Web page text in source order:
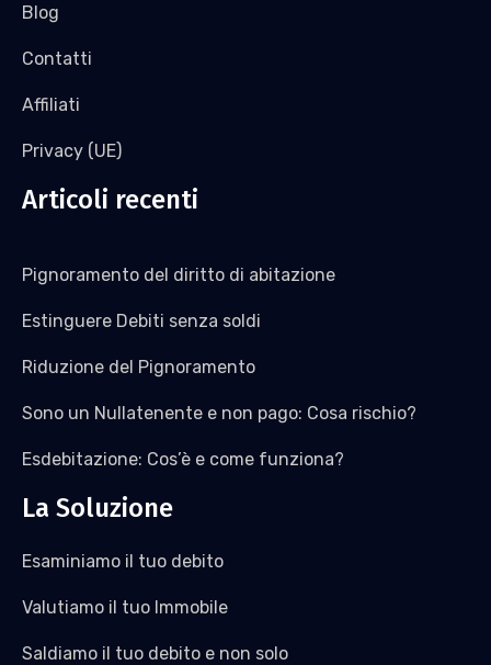
Blog
Contatti
Affiliati
Privacy (UE)
Articoli recenti
Pignoramento del diritto di abitazione
Estinguere Debiti senza soldi
Riduzione del Pignoramento
Sono un Nullatenente e non pago: Cosa rischio?
Esdebitazione: Cos’è e come funziona?
La Soluzione
Esaminiamo il tuo debito
Valutiamo il tuo Immobile
Saldiamo il tuo debito e non solo